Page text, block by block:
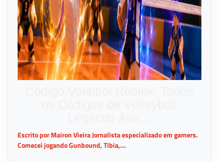
Escrito por Mairon Vieira Jornalista especializado em gamers.
Comecei jogando Gunbound, Tibia,...